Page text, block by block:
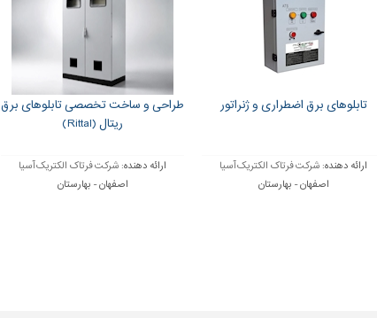
تابلوهای برق اضطراری و ژنراتور
ارائه دهنده: شرکت فرتاک الکتریک آسیا
اصفهان - بهارستان
طراحی و ساخت تخصصی تابلوهای برق
ریتال (Rittal)
ارائه دهنده: شرکت فرتاک الکتریک آسیا
اصفهان - بهارستان